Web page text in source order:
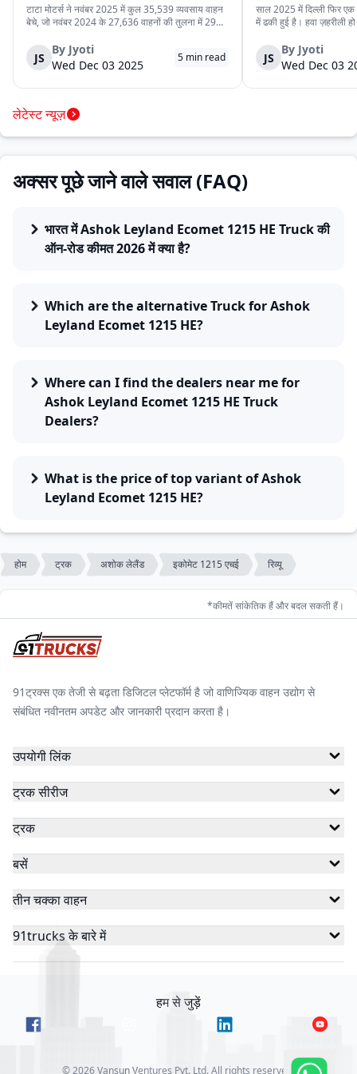
टाटा मोटर्स ने नवंबर 2025 में कुल 35,539 व्यवसाय वाहन
बेचे, जो नवंबर 2024 के 27,636 वाहनों की तुलना में 29%
कंपनी की विविध व्यवसाय वाहन श्रृंखला को दर्शाती है। घरेलू
बिक्री 32,753 वाहन रह...
JS
By Jyoti
Wed Dec 03 2025
5 min read
कर रहे हैं
साल 2025 में दिल्ली फिर
में ढकी हुई है। हवा ज़हरीली
रोज़ाना सड़क पर उतरते हैं।
क्योंकि दिल्ली की रोज़मर्रा...
JS
By Jyoti
Wed Dec 03
लेटेस्ट न्यूज़
अक्सर पूछे जाने वाले सवाल (FAQ)
भारत में Ashok Leyland Ecomet 1215 HE Truck की
ऑन-रोड कीमत 2026 में क्या है?
Which are the alternative Truck for Ashok
Leyland Ecomet 1215 HE?
Where can I find the dealers near me for
Ashok Leyland Ecomet 1215 HE Truck
Dealers?
What is the price of top variant of Ashok
Leyland Ecomet 1215 HE?
होम ट्रक अशोक लेलैंड इकोमेट 1215 एचई रिव्यू
*कीमतें सांकेतिक हैं और बदल सकती हैं।
91ट्रक्स एक तेजी से बढ़ता डिजिटल प्लेटफॉर्म है जो वाणिज्यिक वाहन उद्योग से
संबंधित नवीनतम अपडेट और जानकारी प्रदान करता है।
उपयोगी लिंक
ट्रक सीरीज
ट्रक
बसें
तीन चक्का वाहन
91trucks के बारे में
हम से जुड़ें
©2026Vansun Ventures Pvt. Ltd. All rights reserved.